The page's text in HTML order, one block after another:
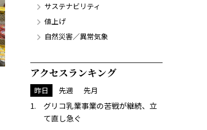
サステナビリティ
値上げ
自然災害／異常気象
アクセスランキング
昨日 先週 先月
グリコ乳業事業の苦戦が継続、立
て直し急ぐ